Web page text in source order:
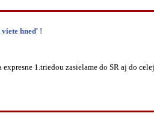
hneď !
expresne 1.triedou zasielame do SR aj do